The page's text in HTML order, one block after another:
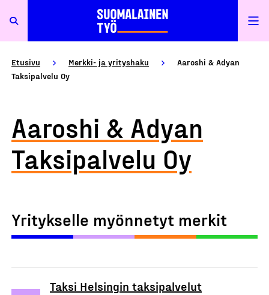
Etusivu Merkki- ja yrityshaku
Aaroshi & Adyan
Taksipalvelu Oy
Aaroshi & Adyan
Taksipalvelu Oy
Yritykselle myönnetyt merkit
Taksi Helsingin taksipalvelut